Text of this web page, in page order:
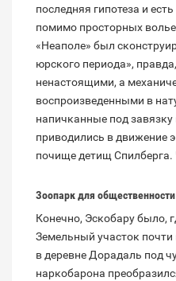
последняя гипотеза и
помимо просторных
«Неаполе» был
юрского периода»,
ненастоящими, а
воспроизведенными в
напичканные под
приводились в движение
почище детищ
Зоопарк для общественности
Конечно, Эскобару было,
Земельный участок почти
в деревне Дорадаль под
наркобарона